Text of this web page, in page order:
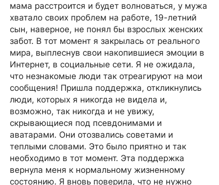
мама расстроится и будет волноваться, у мужа
хватало своих проблем на работе, 19-летний
сын, наверное, не понял бы взрослых женских
забот. В тот момент я закрылась от реального
мира, выплеснув свои накопившиеся эмоции в
Интернет, в социальные сети. Я не ожидала,
что незнакомые люди так отреагируют на мои
сообщения! Пришла поддержка, откликнулись
люди, которых я никогда не видела и,
возможно, так никогда и не увижу,
скрывающиеся под псевдонимами и
аватарами. Они отозвались советами и
теплыми словами. Это было приятно и так
необходимо в тот момент. Эта поддержка
вернула меня к нормальному жизненному
состоянию. Я вновь поверила, что не нужно